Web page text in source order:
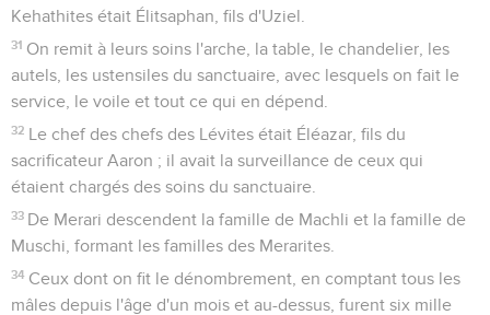
Kehathites était Élitsaphan, fils d'Uziel.
31 On remit à leurs soins l'arche, la table, le chandelier, les
autels, les ustensiles du sanctuaire, avec lesquels on fait le
service, le voile et tout ce qui en dépend.
32 Le chef des chefs des Lévites était Éléazar, fils du
sacrificateur Aaron ; il avait la surveillance de ceux qui
étaient chargés des soins du sanctuaire.
33 De Merari descendent la famille de Machli et la famille de
Muschi, formant les familles des Merarites.
34 Ceux dont on fit le dénombrement, en comptant tous les
mâles depuis l'âge d'un mois et au-dessus, furent six mille